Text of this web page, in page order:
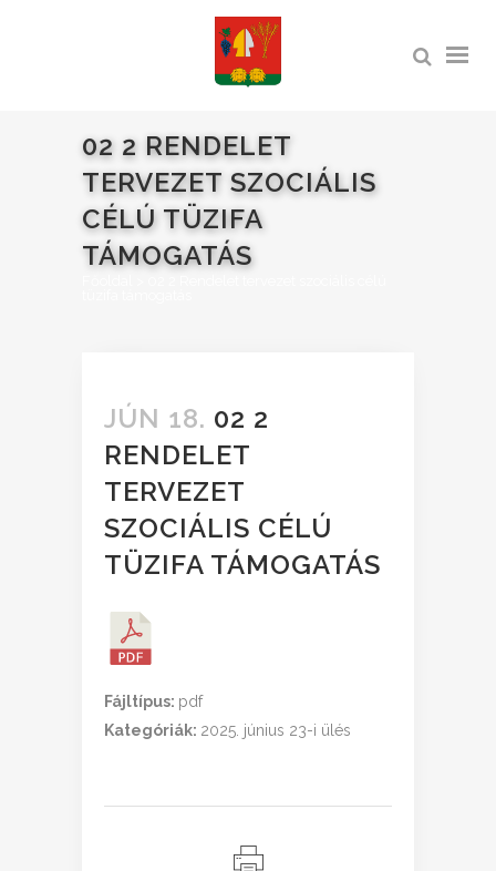
02 2 RENDELET
TERVEZET SZOCIÁLIS
CÉLÚ TÜZIFA
TÁMOGATÁS
JÚN 18. 02 2
RENDELET
TERVEZET
SZOCIÁLIS CÉLÚ
TÜZIFA TÁMOGATÁS
Fájltípus: pdf
Kategóriák: 2025. június 23-i ülés